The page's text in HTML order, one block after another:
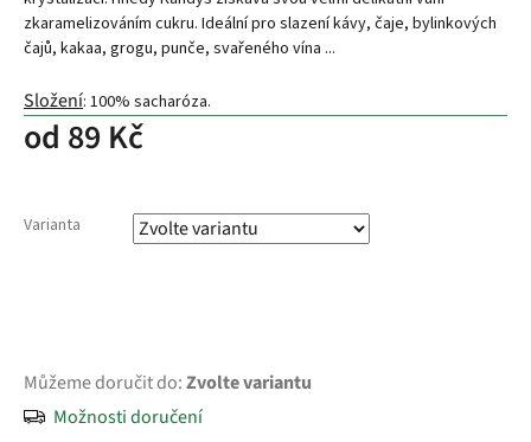
od 89 Kč
Varianta
Můžeme doručit do:Zvolte variantu
Možnosti doručení
zkaramelizováním cukru. Ideální pro slazení kávy, čaje, bylinkových
čajů, kakaa, grogu, punče, svařeného vína ...
Složení: 100% sacharóza.